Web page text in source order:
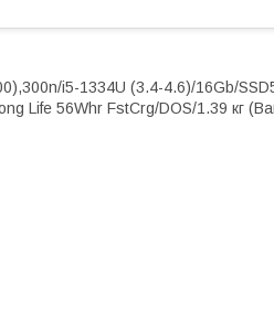
i5-1334U (3.4-4.6)/16Gb/
Life 56Whr FstCrg/DOS/1.39 кг